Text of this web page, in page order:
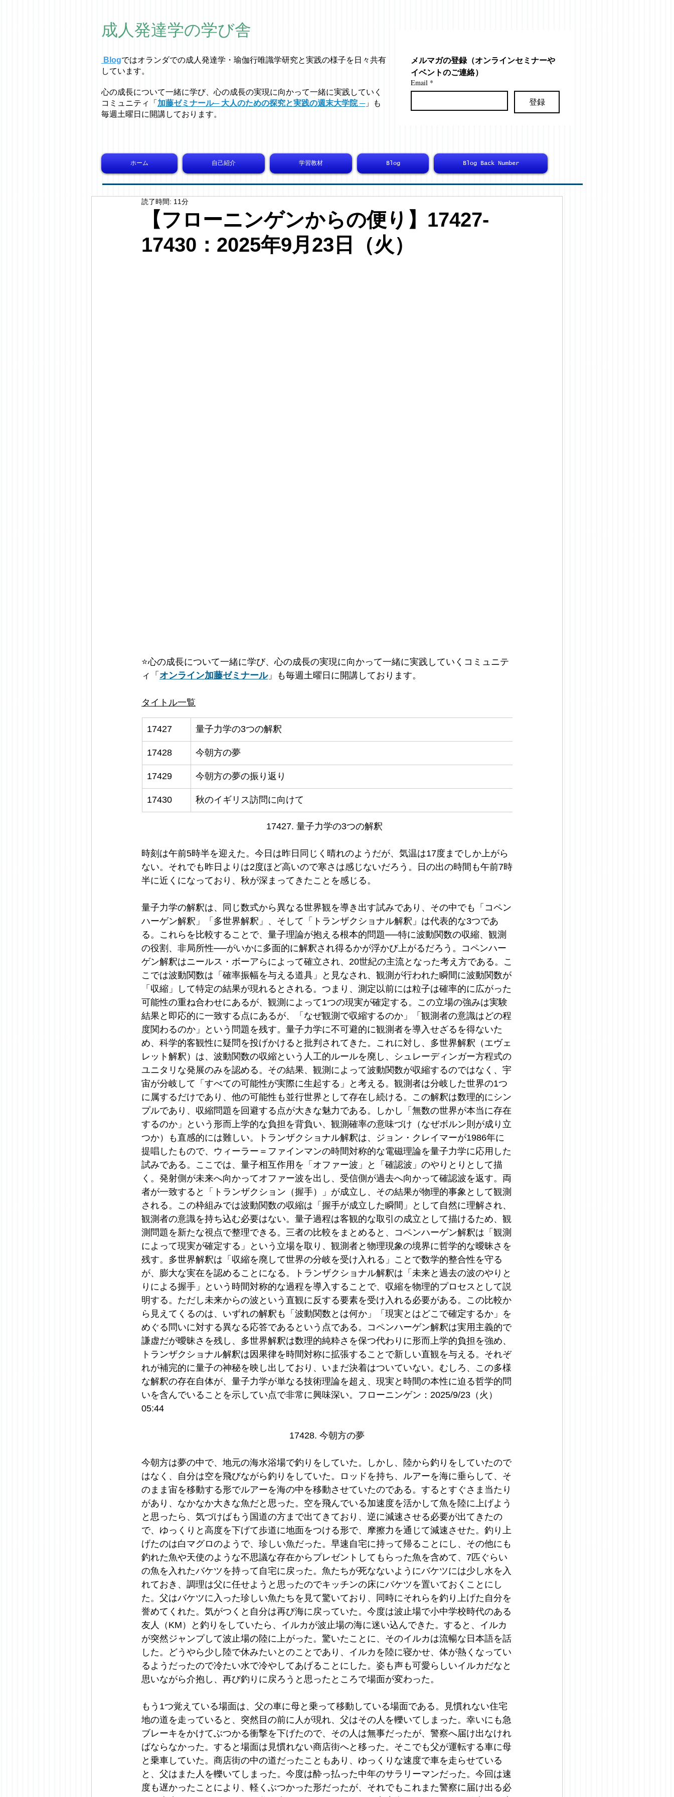
成人発達学の学び舎
Blogではオラ ンダでの成人発達学・ 瑜伽行唯識学研究と実践の様子を日々共有
しています。
心の成長について一緒に学び、心の成長の実現に向かって一緒に実践していく
コミュニティ「 加藤ゼミナール─ 大人のための探究と実践の週末大学院 ─」も
毎週土曜日に開講しております。
メルマガの登録（オンラインセミナーや
イベントのご連絡）
Email *
登録
ホーム 自己紹介 学習教材 Blog Blog Back Number
【フローニンゲンからの便り】17427-
17430：2025年9月23日（火）
読了時間: 11分
⭐️心の成長について一緒に学び、心の成長の実現に向かって一緒に実践していくコミュニテ
ィ「 オンライン加藤ゼミナール」も毎週土曜日に開講しております。
タイトル一覧
17427 量子力学の3つの解釈
17428 今朝方の夢
17429 今朝方の夢の振り返り
17430 秋のイギリス訪問に向けて
17427. 量子力学の3つの解釈
時刻は午前5時半を迎えた。今日は昨日同じく晴れのようだが、気温は17度までしか上がら
ない。それでも昨日よりは2度ほど高いので寒さは感じないだろう。日の出の時間も午前7時
半に近くになっており、秋が深まってきたことを感じる。
量子力学の解釈は、同じ数式から異なる世界観を導き出す試みであり、その中でも「コペン
ハーゲン解釈」「多世界解釈」、そして「トランザクショナル解釈」は代表的な3つであ
る。これらを比較することで、量子理論が抱える根本的問題──特に波動関数の収縮、観測
の役割、非局所性──がいかに多面的に解釈され得るかが浮かび上がるだろう。コペンハー
ゲン解釈はニールス・ボーアらによって確立され、20世紀の主流となった考え方である。こ
こでは波動関数は「確率振幅を与える道具」と見なされ、観測が行われた瞬間に波動関数が
「収縮」して特定の結果が現れるとされる。つまり、測定以前には粒子は確率的に広がった
可能性の重ね合わせにあるが、観測によって1つの現実が確定する。この立場の強みは実験
結果と即応的に一致する点にあるが、「なぜ観測で収縮するのか」「観測者の意識はどの程
度関わるのか」という問題を残す。量子力学に不可避的に観測者を導入せざるを得ないた
め、科学的客観性に疑問を投げかけると批判されてきた。これに対し、多世界解釈（エヴェ
レット解釈）は、波動関数の収縮という人工的ルールを廃し、シュレーディンガー方程式の
ユニタリな発展のみを認める。その結果、観測によって波動関数が収縮するのではなく、宇
宙が分岐して「すべての可能性が実際に生起する」と考える。観測者は分岐した世界の1つ
に属するだけであり、他の可能性も並行世界として存在し続ける。この解釈は数理的にシン
プルであり、収縮問題を回避する点が大きな魅力である。しかし「無数の世界が本当に存在
するのか」という形而上学的な負担を背負い、観測確率の意味づけ（なぜボルン則が成り立
つか）も直感的には難しい。トランザクショナル解釈は、ジョン・クレイマーが1986年に
提唱したもので、ウィーラー＝ファインマンの時間対称的な電磁理論を量子力学に応用した
試みである。ここでは、量子相互作用を「オファー波」と「確認波」のやりとりとして描
く。発射側が未来へ向かってオファー波を出し、受信側が過去へ向かって確認波を返す。両
者が一致すると「トランザクション（握手）」が成立し、その結果が物理的事象として観測
される。この枠組みでは波動関数の収縮は「握手が成立した瞬間」として自然に理解され、
観測者の意識を持ち込む必要はない。量子過程は客観的な取引の成立として描けるため、観
測問題を新たな視点で整理できる。三者の比較をまとめると、コペンハーゲン解釈は「観測
によって現実が確定する」という立場を取り、観測者と物理現象の境界に哲学的な曖昧さを
残す。多世界解釈は「収縮を廃して世界の分岐を受け入れる」ことで数学的整合性を守る
が、膨大な実在を認めることになる。トランザクショナル解釈は「未来と過去の波のやりと
りによる握手」という時間対称的な過程を導入することで、収縮を物理的プロセスとして説
明する。ただし未来からの波という直観に反する要素を受け入れる必要がある。この比較か
ら見えてくるのは、いずれの解釈も「波動関数とは何か」「現実とはどこで確定するか」を
めぐる問いに対する異なる応答であるという点である。コペンハーゲン解釈は実用主義的で
謙虚だが曖昧さを残し、多世界解釈は数理的純粋さを保つ代わりに形而上学的負担を強め、
トランザクショナル解釈は因果律を時間対称に拡張することで新しい直観を与える。それぞ
れが補完的に量子の神秘を映し出しており、いまだ決着はついていない。むしろ、この多様
な解釈の存在自体が、量子力学が単なる技術理論を超え、現実と時間の本性に迫る哲学的問
いを含んでいることを示してい点で非常に興味深い。フローニンゲン：2025/9/23（火）
05:44
17428. 今朝方の夢
今朝方は夢の中で、地元の海水浴場で釣りをしていた。しかし、陸から釣りをしていたので
はなく、自分は空を飛びながら釣りをしていた。ロッドを持ち、ルアーを海に垂らして、そ
のまま宙を移動する形でルアーを海の中を移動させていたのである。するとすぐさま当たり
があり、なかなか大きな魚だと思った。空を飛んでいる加速度を活かして魚を陸に上げよう
と思ったら、気づけばもう国道の方まで出てきており、逆に減速させる必要が出てきたの
で、ゆっくりと高度を下げて歩道に地面をつける形で、摩擦力を通じて減速させた。釣り上
げたのは白マグロのようで、珍しい魚だった。早速自宅に持って帰ることにし、その他にも
釣れた魚や天使のような不思議な存在からプレゼントしてもらった魚を含めて、7匹ぐらい
の魚を入れたバケツを持って自宅に戻った。魚たちが死なないようにバケツには少し水を入
れておき、調理は父に任せようと思ったのでキッチンの床にバケツを置いておくことにし
た。父はバケツに入った珍しい魚たちを見て驚いており、同時にそれらを釣り上げた自分を
誉めてくれた。気がつくと自分は再び海に戻っていた。今度は波止場で小中学校時代のある
友人（KM）と釣りをしていたら、イルカが波止場の海に迷い込んできた。すると、イルカ
が突然ジャンプして波止場の陸に上がった。驚いたことに、そのイルカは流暢な日本語を話
した。どうやら少し陸で休みたいとのことであり、イルカを陸に寝かせ、体が熱くなってい
るようだったので冷たい水で冷やしてあげることにした。姿も声も可愛らしいイルカだなと
思いながら介抱し、再び釣りに戻ろうと思ったところで場面が変わった。
もう1つ覚えている場面は、父の車に母と乗って移動している場面である。見慣れない住宅
地の道を走っていると、突然目の前に人が現れ、父はその人を轢いてしまった。幸いにも急
ブレーキをかけてぶつかる衝撃を下げたので、その人は無事だったが、警察へ届け出なけれ
ばならなかった。すると場面は見慣れない商店街へと移った。そこでも父が運転する車に母
と乗車していた。商店街の中の道だったこともあり、ゆっくりな速度で車を走らせている
と、父はまた人を轢いてしまった。今度は酔っ払った中年のサラリーマンだった。今回は速
度も遅かったことにより、軽くぶつかった形だったが、それでもこれまた警察に届け出る必